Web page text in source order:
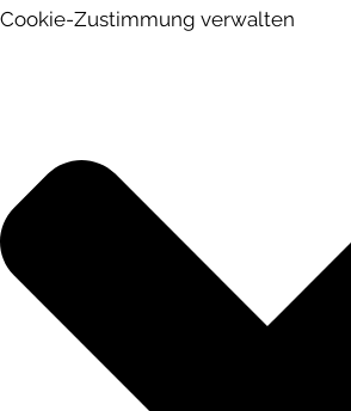
Cookie-Zustimmung verwalten